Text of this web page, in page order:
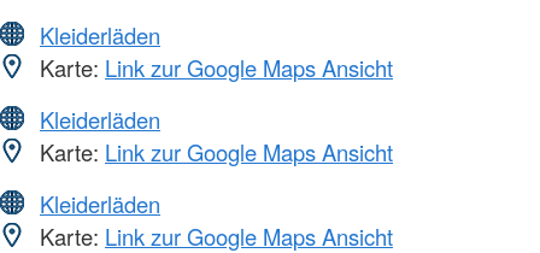
Kleiderläden
Karte: Link zur Google Maps Ansicht
Kleiderläden
Karte: Link zur Google Maps Ansicht
Kleiderläden
Karte: Link zur Google Maps Ansicht